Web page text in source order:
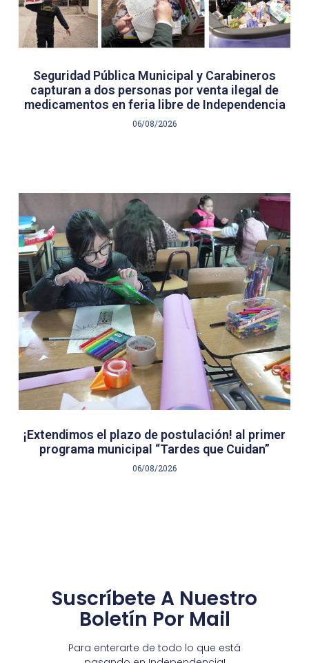
Seguridad Pública Municipal y Carabineros
capturan a dos personas por venta ilegal de
medicamentos en feria libre de Independencia
06/08/2026
¡Extendimos el plazo de postulación! al primer
programa municipal “Tardes que Cuidan”
06/08/2026
Suscríbete A Nuestro
Boletín Por Mail
Para enterarte de todo lo que está